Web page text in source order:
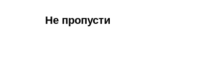
Не пропусти